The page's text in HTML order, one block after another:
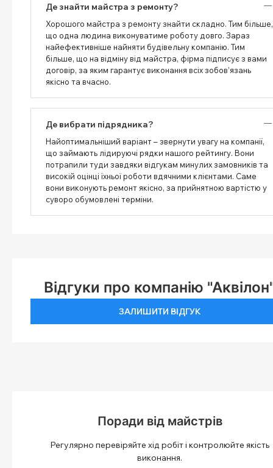
Де знайти майстра з ремонту?
Хорошого майстра з ремонту знайти складно. Тим більше,
що одна людина виконуватиме роботу довго. Зараз
найефективніше найняти будівельну компанію. Тим
більше, що на відміну від майстра, фірма підписує з вами
договір, за яким гарантує виконання всіх зобов’язань
якісно та вчасно.
Де вибрати підрядника?
Найоптимальніший варіант – звернути увагу на компанії,
що займають лідируючі рядки нашого рейтингу. Вони
потрапили туди завдяки відгукам минулих замовників та
високій оцінці їхньої роботи вдячними клієнтами. Саме
вони виконують ремонт якісно, ​​за прийнятною вартістю у
суворо обумовлені терміни.
Відгуки про компанію
ЗАЛИШИТИ ВІДГУК
Поради від майстрів
Регулярно перевіряйте хід робіт і контролюйте якість
виконання.